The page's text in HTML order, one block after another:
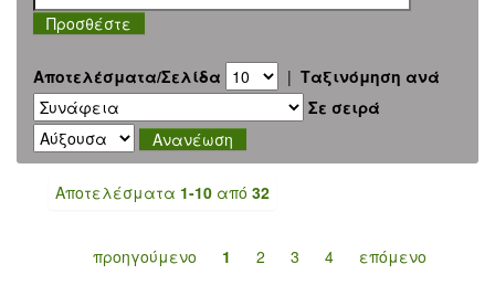
Αποτελέσματα/Σελίδα | Ταξινόμηση ανά
Σε σειρά
Αποτελέσματα 1-10 από 32
προηγούμενο 1 2 3 4 επόμενο